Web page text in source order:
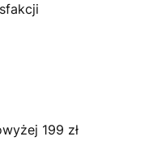
199 zł